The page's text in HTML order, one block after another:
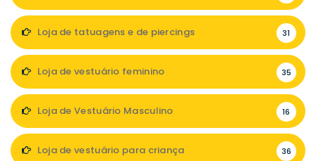
Loja de tatuagens e de piercings 31
Loja de vestuário feminino 35
Loja de Vestuário Masculino 16
Loja de vestuário para criança 36